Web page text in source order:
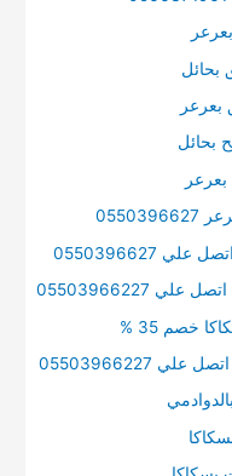
بحائل
خصم 35 %